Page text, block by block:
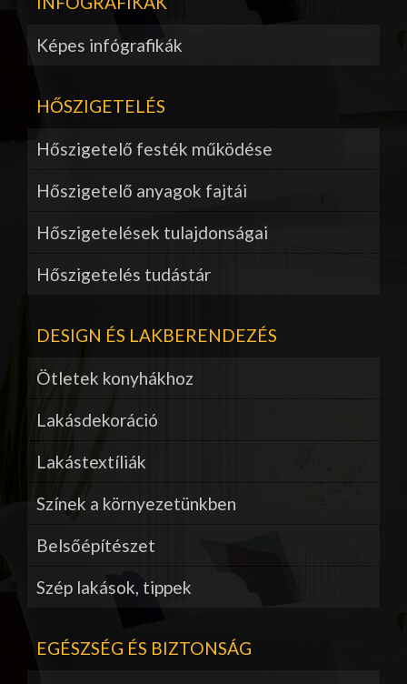
Képes infógrafikák
HŐSZIGETELÉS
Hőszigetelő festék működése
Hőszigetelő anyagok fajtái
Hőszigetelések tulajdonságai
Hőszigetelés tudástár
DESIGN ÉS LAKBERENDEZÉS
Ötletek konyhákhoz
Lakásdekoráció
Lakástextíliák
Színek a környezetünkben
Belsőépítészet
Szép lakások, tippek
EGÉSZSÉG ÉS BIZTONSÁG